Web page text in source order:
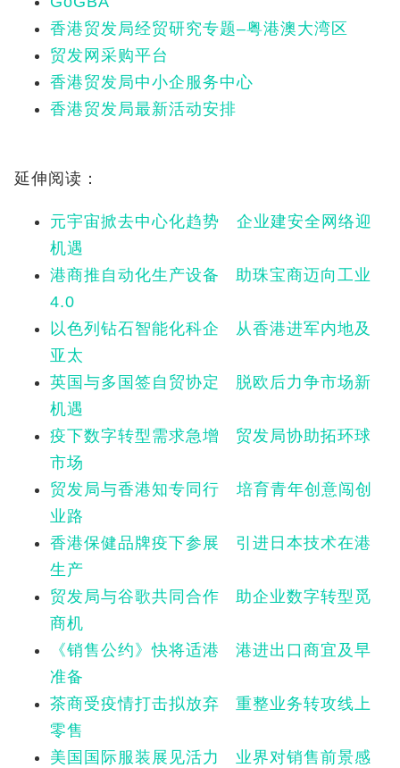
香港贸发局经贸研究专题–粤港澳大湾区
贸发网采购平台
香港贸发局中小企服务中心
香港贸发局最新活动安排
延伸阅读：
元宇宙掀去中心化趋势 企业建安全网络迎
机遇
港商推自动化生产设备 助珠宝商迈向工业
4.0
以色列钻石智能化科企 从香港进军内地及
亚太
英国与多国签自贸协定 脱欧后力争市场新
机遇
疫下数字转型需求急增 贸发局协助拓环球
市场
贸发局与香港知专同行 培育青年创意闯创
业路
香港保健品牌疫下参展 引进日本技术在港
生产
贸发局与谷歌共同合作 助企业数字转型觅
商机
《销售公约》快将适港 港进出口商宜及早
准备
茶商受疫情打击拟放弃 重整业务转攻线上
零售
美国国际服装展见活力 业界对销售前景感